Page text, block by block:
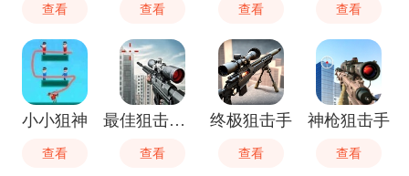
查看 查看 查看 查看
小小狙神
查看
最佳狙击猎手
查看
终极狙击手
查看
神枪狙击手
查看